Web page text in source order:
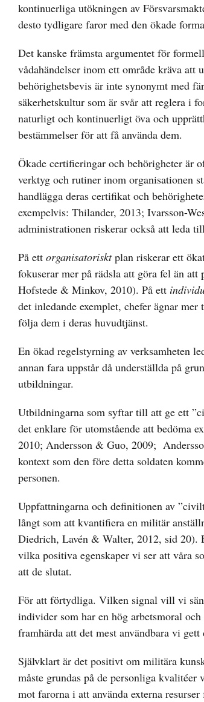
kontinuerliga utökningen av
desto tydligare faror med den ökade
Det kanske främsta argumentet för
vådahändelser inom ett område kräva
behörighetsbevis är inte synonymt med
säkerhetskultur som är svår att reglera i
naturligt och kontinuerligt öva och
bestämmelser för att få använda dem.
Ökade certifieringar och behörigheter är
verktyg och rutiner inom organisationen
handlägga deras certifikat och
exempelvis: Thilander, 2013; Ivarsson-
administrationen riskerar också att leda
På ett organisatorisktplan riskerar ett
fokuserar mer på rädsla att göra fel än
Hofstede & Minkov, 2010). På ett
det inledande exemplet, chefer ägnar
följa dem i deras huvudtjänst.
En ökad regelstyrning av verksamheten
annan fara uppstår då underställda på
utbildningar.
Utbildningarna som syftar till att ge ett
det enklare för utomstående att bedöma
2010; Andersson & Guo, 2009;
kontext som den före detta soldaten
personen.
Uppfattningarna och definitionen av
långt som att kvantifiera en militär
Diedrich, Lavén & Walter, 2012, sid
vilka positiva egenskaper vi ser att våra
att de slutat.
För att förtydliga. Vilken signal vill vi
individer som har en hög arbetsmoral
framhärda att det mest användbara vi
Självklart är det positivt om militära
måste grundas på de personliga
mot farorna i att använda externa